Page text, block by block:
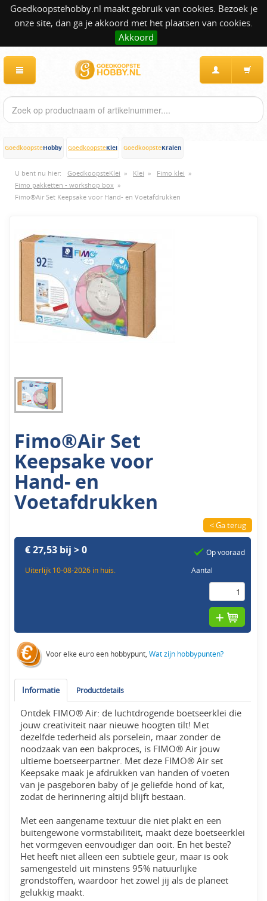
Goedkoopstehobby.nl maakt gebruik van cookies. Bezoek je
onze site, dan ga je akkoord met het plaatsen van cookies.
Akkoord
GoedkoopsteHobby GoedkoopsteKlei GoedkoopsteKralen
U bent nu hier: GoedkoopsteKlei » Klei » Fimo klei »
Fimo pakketten - workshop box »
Fimo®Air Set Keepsake voor Hand- en Voetafdrukken
Fimo®Air Set
Keepsake voor
Hand- en
Voetafdrukken
< Ga terug
€ 27,53 bij > 0
Uiterlijk 10-08-2026 in huis.
Op vooraad
Aantal
Voor elke euro een hobbypunt,Wat zijn hobbypunten?
Informatie Productdetails
Ontdek FIMO® Air: de luchtdrogende boetseerklei die
jouw creativiteit naar nieuwe hoogten tilt! Met
dezelfde tederheid als porselein, maar zonder de
noodzaak van een bakproces, is FIMO® Air jouw
ultieme boetseerpartner. Met deze FIMO® Air set
Keepsake maak je afdrukken van handen of voeten
van je pasgeboren baby of je geliefde hond of kat,
zodat de herinnering altijd blijft bestaan.
Met een aangename textuur die niet plakt en een
buitengewone vormstabiliteit, maakt deze boetseerklei
het vormgeven eenvoudiger dan ooit. En het beste?
Het heeft niet alleen een subtiele geur, maar is ook
samengesteld uit minstens 95% natuurlijke
grondstoffen, waardoor het zowel jij als de planeet
gelukkig maakt.